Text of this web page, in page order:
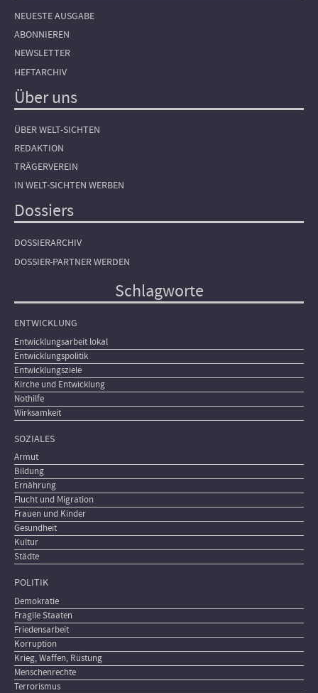
NEUESTE AUSGABE
ABONNIEREN
NEWSLETTER
HEFTARCHIV
Über uns
ÜBER WELT-SICHTEN
REDAKTION
TRÄGERVEREIN
IN WELT-SICHTEN WERBEN
Dossiers
DOSSIERARCHIV
DOSSIER-PARTNER WERDEN
Schlagworte
ENTWICKLUNG
Entwicklungsarbeit lokal
Entwicklungspolitik
Entwicklungsziele
Kirche und Entwicklung
Nothilfe
Wirksamkeit
SOZIALES
Armut
Bildung
Ernährung
Flucht und Migration
Frauen und Kinder
Gesundheit
Kultur
Städte
POLITIK
Demokratie
Fragile Staaten
Friedensarbeit
Korruption
Krieg, Waffen, Rüstung
Menschenrechte
Terrorismus